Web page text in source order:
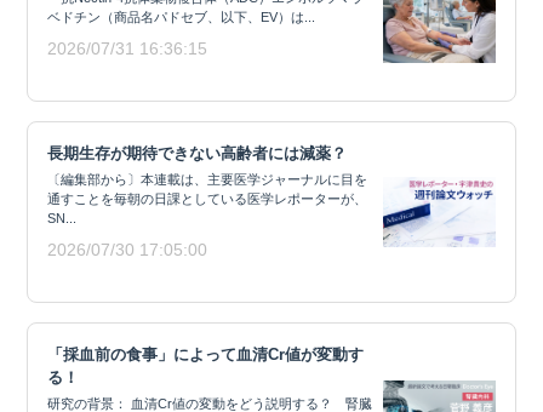
ベドチン（商品名パドセブ、以下、EV）は...
2026/07/31 16:36:15
長期生存が期待できない高齢者には減薬？
〔編集部から〕本連載は、主要医学ジャーナルに目を
通すことを毎朝の日課としている医学レポーターが、
SN...
2026/07/30 17:05:00
「採血前の食事」によって血清Cr値が変動す
る！
研究の背景： 血清Cr値の変動をどう説明する？ 腎臓